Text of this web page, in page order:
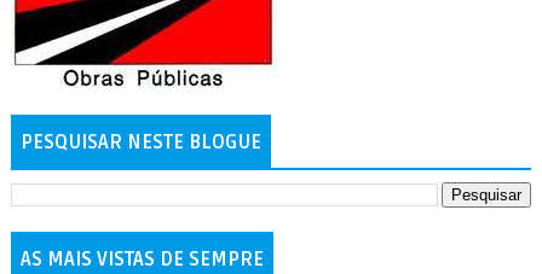
PESQUISAR NESTE BLOGUE
AS MAIS VISTAS DE SEMPRE